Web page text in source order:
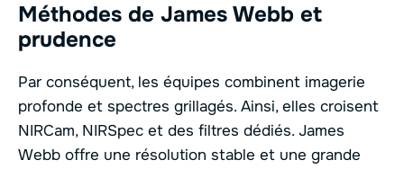
Méthodes de James Webb et
prudence
Par conséquent, les équipes combinent imagerie
profonde et spectres grillagés. Ainsi, elles croisent
NIRCam, NIRSpec et des filtres dédiés. James
Webb offre une résolution stable et une grande